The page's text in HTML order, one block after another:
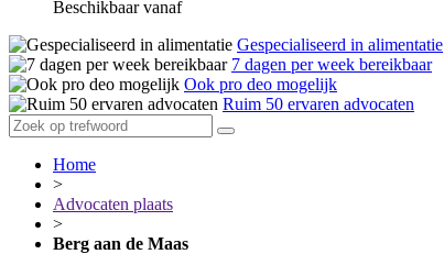
Beschikbaar vanaf
Gespecialiseerd in alimentatie
7 dagen per week bereikbaar
Ook pro deo mogelijk
Ruim 50 ervaren advocaten
Home
>
Advocaten plaats
>
Berg aan de Maas